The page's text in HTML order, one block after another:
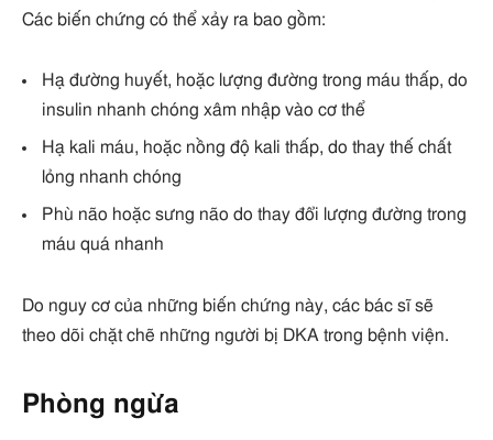
Các biến chứng có thể xảy ra bao gồm:
Hạ đường huyết, hoặc lượng đường trong máu thấp, do
insulin nhanh chóng xâm nhập vào cơ thể
Hạ kali máu, hoặc nồng độ kali thấp, do thay thế chất
lỏng nhanh chóng
Phù não hoặc sưng não do thay đổi lượng đường trong
máu quá nhanh
Do nguy cơ của những biến chứng này, các bác sĩ sẽ
theo dõi chặt chẽ những người bị DKA trong bệnh viện.
Phòng ngừa